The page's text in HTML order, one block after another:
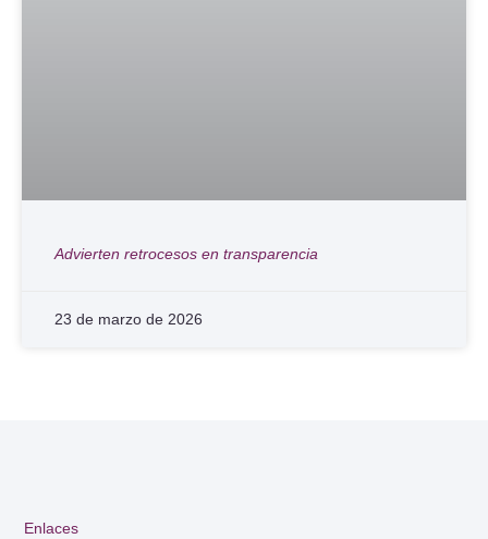
Advierten retrocesos en transparencia
23 de marzo de 2026
Enlaces